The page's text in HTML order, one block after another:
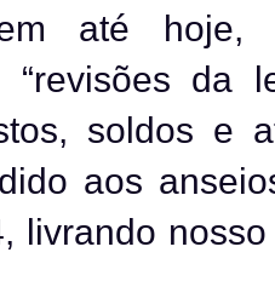
até hoje,
“revisões da
soldos e
aos
livrando